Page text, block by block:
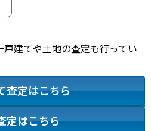
建てや土地の査定も行ってい
査定はこちら
定はこちら